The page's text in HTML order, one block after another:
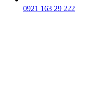
0921 163 29 222